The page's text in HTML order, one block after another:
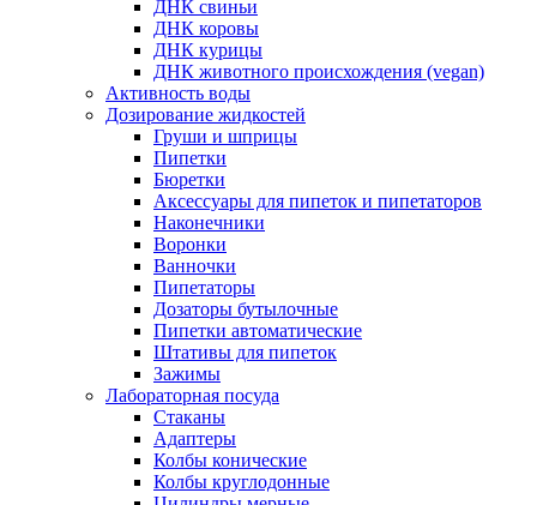
ДНК свиньи
ДНК коровы
ДНК курицы
ДНК животного происхождения (vegan)
Активность воды
Дозирование жидкостей
Груши и шприцы
Пипетки
Бюретки
Аксессуары для пипеток и пипетаторов
Наконечники
Воронки
Ванночки
Пипетаторы
Дозаторы бутылочные
Пипетки автоматические
Штативы для пипеток
Зажимы
Лабораторная посуда
Стаканы
Адаптеры
Колбы конические
Колбы круглодонные